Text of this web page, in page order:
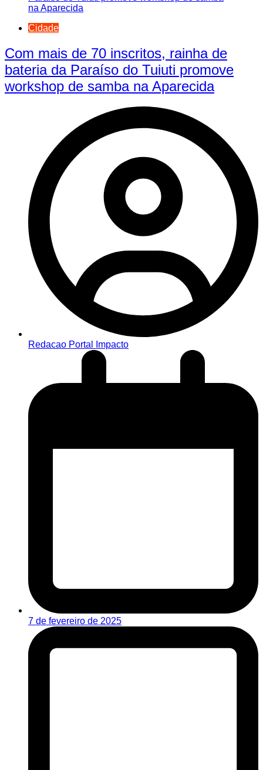
Cidade
Com mais de 70 inscritos, rainha de
bateria da Paraíso do Tuiuti promove
workshop de samba na Aparecida
Redacao Portal Impacto
7 de fevereiro de 2025